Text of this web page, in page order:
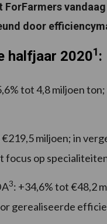
door
halfjaar 20201:
tot 4,8 miljoen
miljoen; in
focus op
3: +34,6% tot €48,2
gerealiseerde